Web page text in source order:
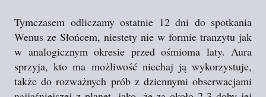
Tymczasem odliczamy ostatnie 12 dni do spotkania
Wenus ze Słońcem, niestety nie w formie tranzytu jak
w analogicznym okresie przed ośmioma laty. Aura
sprzyja, kto ma możliwość niechaj ją wykorzystuje,
także do rozważnych prób z dziennymi obserwacjami